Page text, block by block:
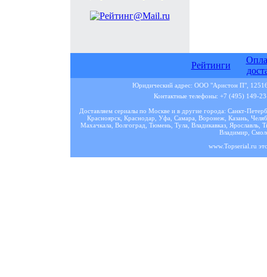
Рейтинги
Юридический адрес: ООО "Аристон П",
Контактные телефоны: +7 (495) 149-
Доставляем сериалы по Москве и в другие города: Санкт-
Красноярск, Краснодар, Уфа, Самара, Воронеж, Казань,
Махачкала, Волгоград, Тюмень, Тула, Владикавказ, Ярославль,
Владимир,
www.Topserial.ru